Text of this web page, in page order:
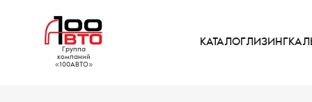
Группа
компаний
«100АВТО»
КАТАЛОГЛИЗИНГ